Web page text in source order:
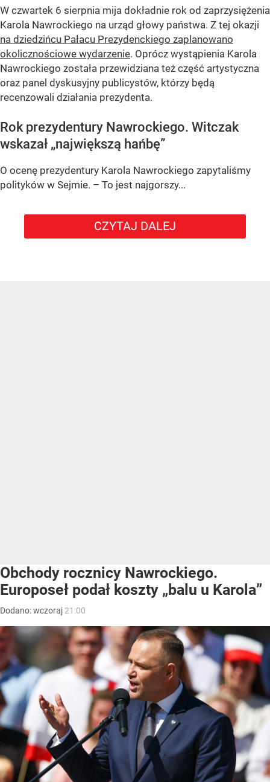
W czwartek 6 sierpnia mija dokładnie rok od zaprzysiężenia
Karola Nawrockiego na urząd głowy państwa. Z tej okazji
na dziedzińcu Pałacu Prezydenckiego zaplanowano
okolicznościowe wydarzenie. Oprócz wystąpienia Karola
Nawrockiego została przewidziana też część artystyczna
oraz panel dyskusyjny publicystów, którzy będą
recenzowali działania prezydenta.
Rok prezydentury Nawrockiego. Witczak
wskazał „największą hańbę”
O ocenę prezydentury Karola Nawrockiego zapytaliśmy
polityków w Sejmie. – To jest najgorszy...
CZYTAJ DALEJ
Obchody rocznicy Nawrockiego.
Europoseł podał koszty „balu u Karola”
Dodano:wczoraj 21:00